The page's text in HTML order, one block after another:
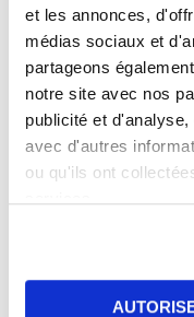
et les annonces,
médias sociaux et
partageons
notre site avec nos
publicité et
avec d'autres
ou qu'ils ont
Le savoir-faire
pour le marché
toujours la plus
Jusqu’à
Duty, compte
FORD,FORD